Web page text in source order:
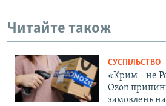
Читайте також
СУСПІЛЬСТВО
«Крим – не
Ozon
замовлень